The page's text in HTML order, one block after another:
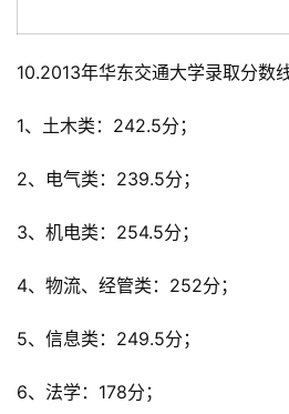
10.2013年华东交通大学录取分数
1、土木类：242.5分；
2、电气类：239.5分；
3、机电类：254.5分；
4、物流、经管类：252分；
5、信息类：249.5分；
6、法学：178分；